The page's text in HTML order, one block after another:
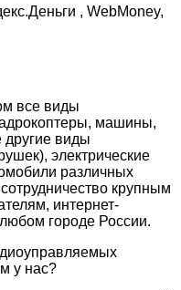
, WebMoney,
все виды
машины,
другие виды
электрические
различных
крупным
интернет-
городе России.
у нас?